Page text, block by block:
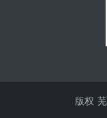
版权